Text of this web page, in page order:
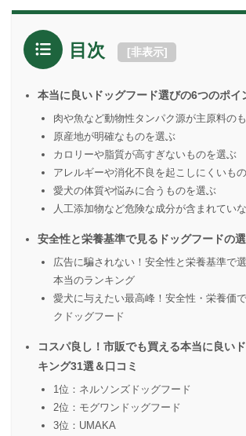
目次 [非表示]
本当に良いドッグフード選びの6つのポイ
肉や魚など動物性タンパク源が主原料の
原産地が明確なものを選ぶ
カロリーや脂質が高すぎないものを選ぶ
アレルギーや消化不良を起こしにくいも
愛犬の体質や悩みに合うものを選ぶ
人工添加物など危険な成分が含まれてい
安全性と栄養基準で見るドッグフードの
広告に騙されない！安全性と栄養基準で
本当のランキング
愛犬に与えたい最高峰！安全性・栄養価
クドッグフード
コスパ良し！市販でも買える本当に良い
キング31選＆口コミ
1位：ネルソンズドッグフード
2位：モグワンドッグフード
3位：UMAKA